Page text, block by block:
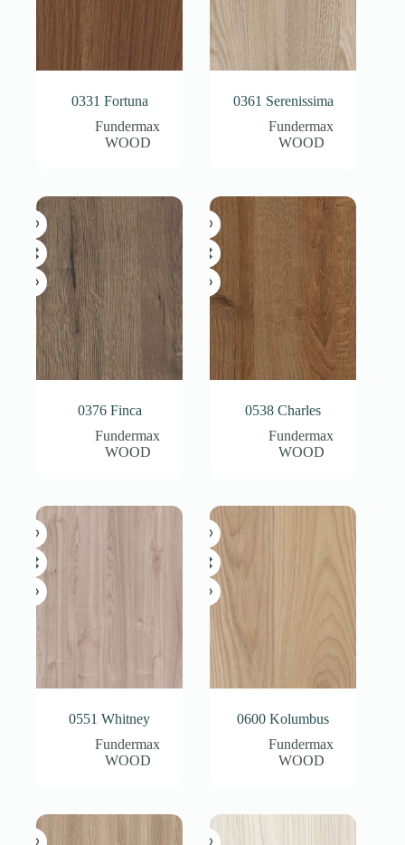
0331 Fortuna
Fundermax
WOOD
0361 Serenissima
Fundermax
WOOD
0376 Finca
Fundermax
WOOD
0538 Charles
Fundermax
WOOD
0551 Whitney
Fundermax
WOOD
0600 Kolumbus
Fundermax
WOOD